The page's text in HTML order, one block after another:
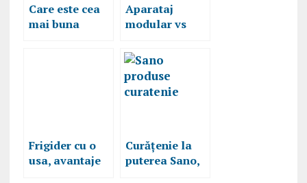
Care este cea
mai buna
Aparataj
modular vs
clasice,
caracteristici,
avantaje și
dezavantaje
Frigider cu o
usa, avantaje
Curățenie la
puterea Sano,